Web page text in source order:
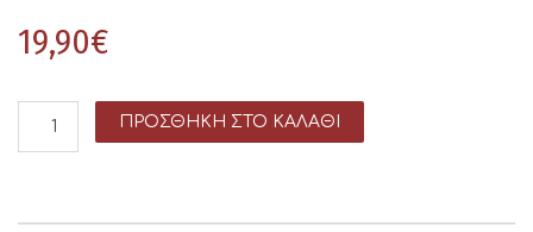
19,90€
ΠΡΟΣΘΉΚΗ ΣΤΟ ΚΑΛΆΘΙ